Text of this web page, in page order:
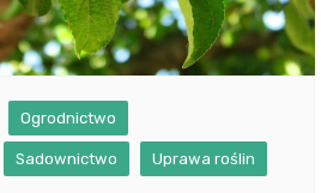
Ogrodnictwo
Sadownictwo Uprawa roślin